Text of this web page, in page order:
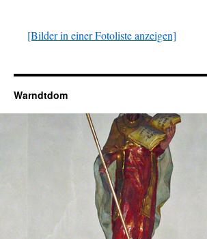
[Bilder in einer Fotoliste anzeigen]
Warndtdom